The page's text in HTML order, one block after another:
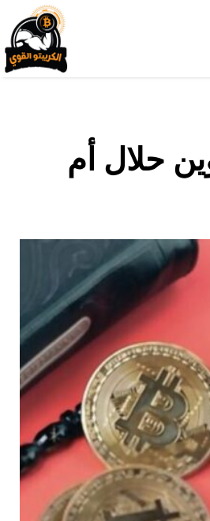
حلال أم